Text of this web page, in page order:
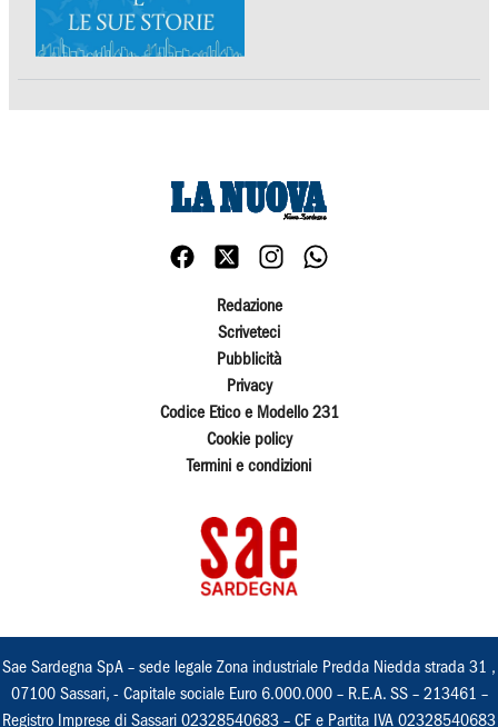
Redazione
Scriveteci
Pubblicità
Privacy
Codice Etico e Modello 231
Cookie policy
Termini e condizioni
Sae Sardegna SpA – sede legale Zona industriale Predda Niedda strada 31 ,
07100 Sassari, - Capitale sociale Euro 6.000.000 – R.E.A. SS – 213461 –
Registro Imprese di Sassari 02328540683 – CF e Partita IVA 02328540683